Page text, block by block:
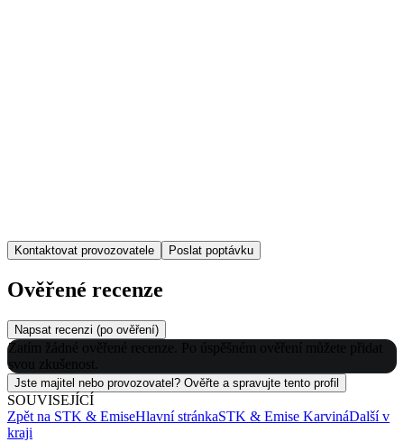
Kontaktovat provozovatele Poslat poptávku
Ověřené recenze
Napsat recenzi (po ověření)
Zatím žádné ověřené recenze. Po úspěšném ověření můžete přidat
svou zkušenost.
Jste majitel nebo provozovatel? Ověřte a spravujte tento profil
SOUVISEJÍCÍ
Zpět na STK & EmiseHlavní stránkaSTK & Emise KarvináDalší v
kraji